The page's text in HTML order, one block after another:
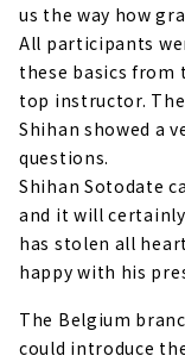
us the way how
All participants
these basics from
top instructor.
Shihan showed a
questions.
Shihan Sotodate
and it will
has stolen all
happy with his
The Belgium
could introduce